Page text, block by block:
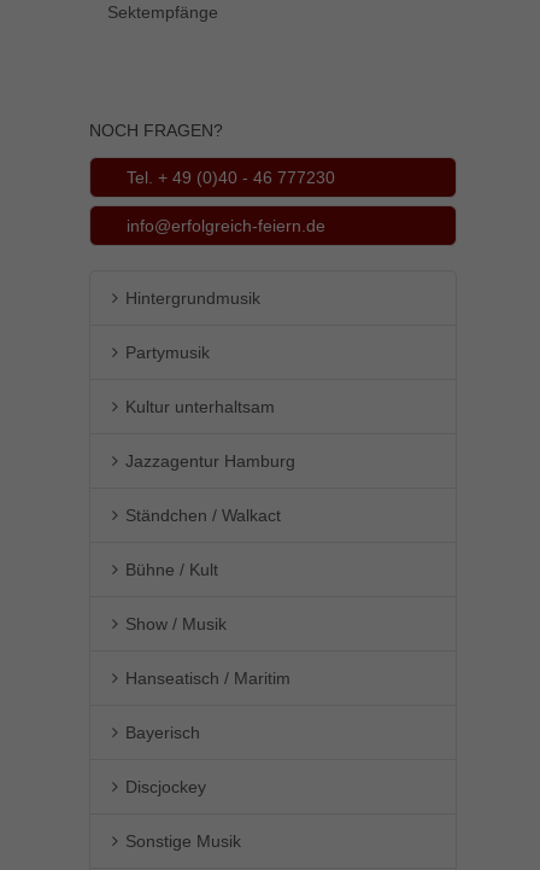
Sektempfänge
NOCH FRAGEN?
Tel. + 49 (0)40 - 46 777230
info@erfolgreich-feiern.de
Hintergrundmusik
Partymusik
Kultur unterhaltsam
Jazzagentur Hamburg
Ständchen / Walkact
Bühne / Kult
Show / Musik
Hanseatisch / Maritim
Bayerisch
Discjockey
Sonstige Musik